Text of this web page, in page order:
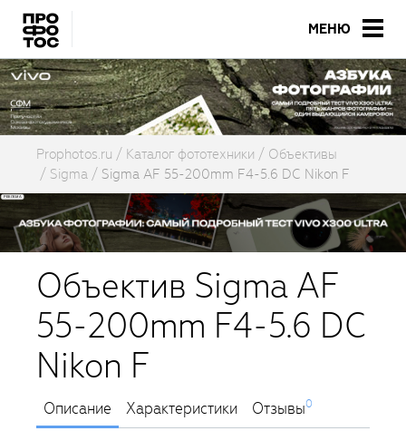
МЕНЮ
Prophotos.ru Каталог фототехники
Объективы
Sigma
Sigma AF 55-200mm F4-5.6 DC Nikon F
Объектив Sigma AF
55-200mm F4-5.6 DC
Nikon F
Описание Характеристики Отзывы0